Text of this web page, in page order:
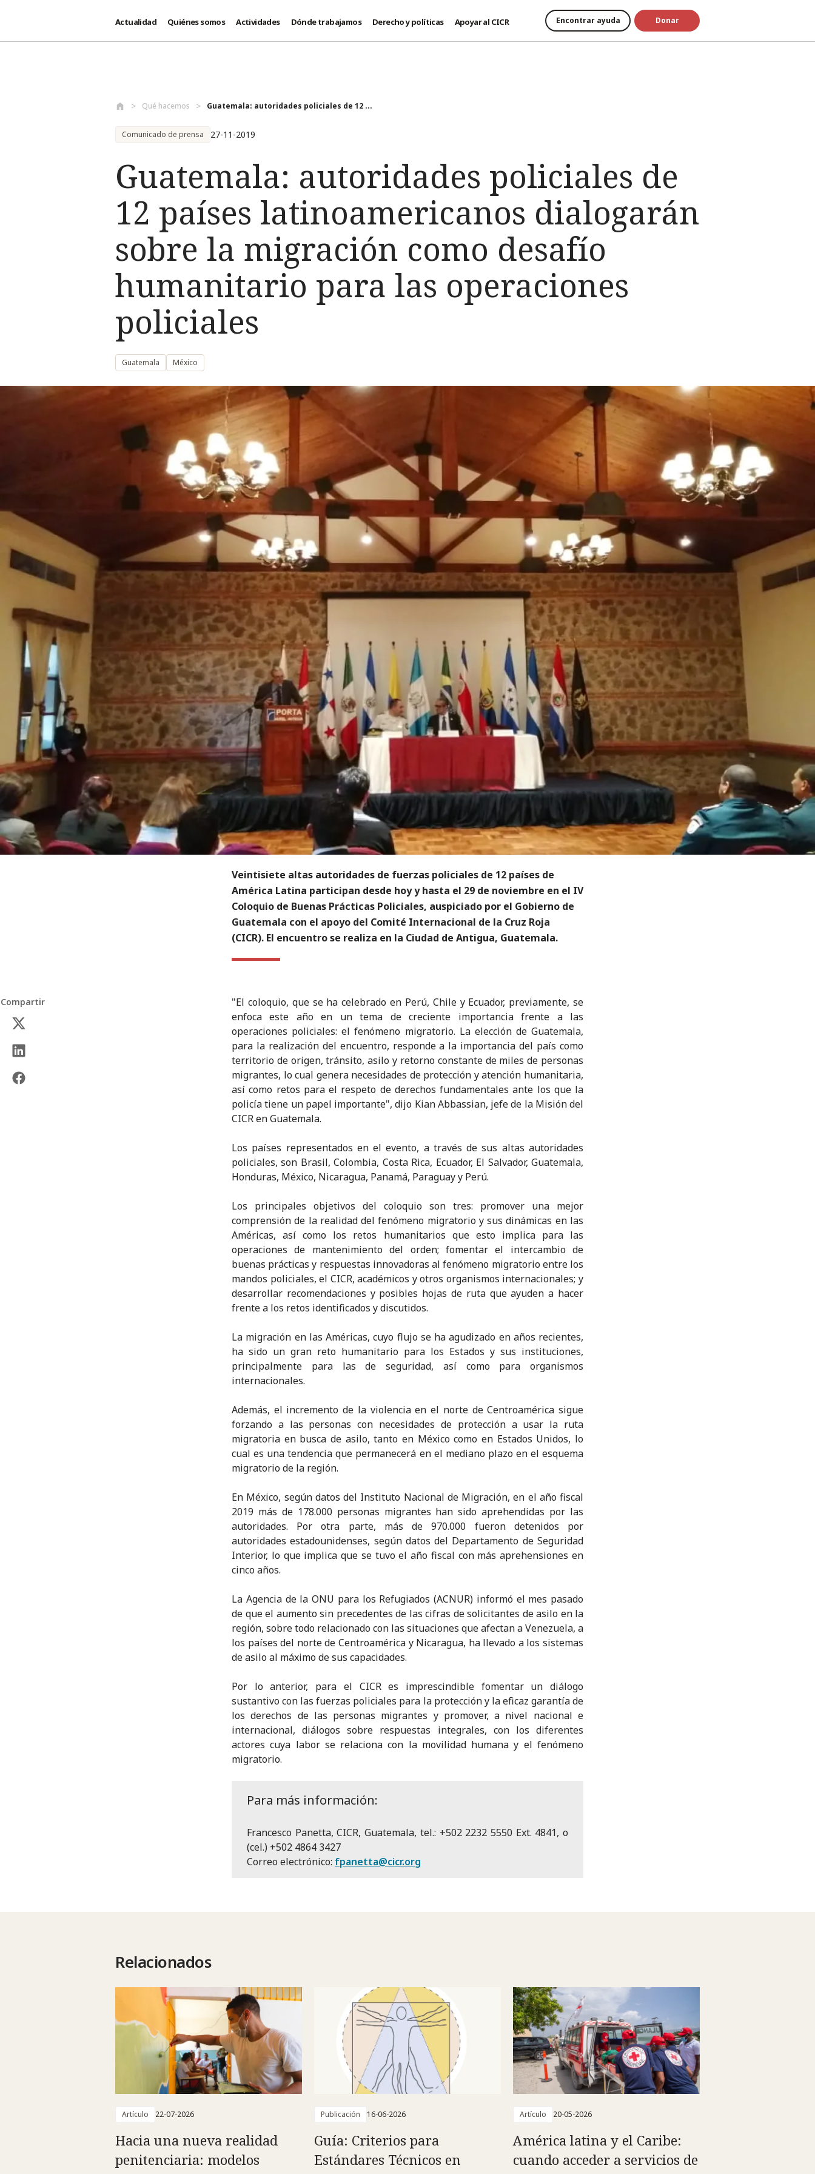
Actualidad Quiénes somos Actividades Dónde trabajamos Derecho y políticas Apoyar al CICR Encontrar ayuda Donar
Qué hacemos Guatemala: autoridades policiales de 12 ...
Comunicado de prensa 27-11-2019
Guatemala: autoridades policiales de
12 países latinoamericanos dialogarán
sobre la migración como desafío
humanitario para las operaciones
policiales
Guatemala México
Veintisiete altas autoridades de fuerzas policiales de 12 países de
América Latina participan desde hoy y hasta el 29 de noviembre en el IV
Coloquio de Buenas Prácticas Policiales, auspiciado por el Gobierno de
Guatemala con el apoyo del Comité Internacional de la Cruz Roja
(CICR). El encuentro se realiza en la Ciudad de Antigua, Guatemala.
Compartir
"El coloquio, que se ha celebrado en Perú, Chile y Ecuador, previamente, se
enfoca este año en un tema de creciente importancia frente a las
operaciones policiales: el fenómeno migratorio. La elección de Guatemala,
para la realización del encuentro, responde a la importancia del país como
territorio de origen, tránsito, asilo y retorno constante de miles de personas
migrantes, lo cual genera necesidades de protección y atención humanitaria,
así como retos para el respeto de derechos fundamentales ante los que la
policía tiene un papel importante", dijo Kian Abbassian, jefe de la Misión del
CICR en Guatemala.
Los países representados en el evento, a través de sus altas autoridades
policiales, son Brasil, Colombia, Costa Rica, Ecuador, El Salvador, Guatemala,
Honduras, México, Nicaragua, Panamá, Paraguay y Perú.
Los principales objetivos del coloquio son tres: promover una mejor
comprensión de la realidad del fenómeno migratorio y sus dinámicas en las
Américas, así como los retos humanitarios que esto implica para las
operaciones de mantenimiento del orden; fomentar el intercambio de
buenas prácticas y respuestas innovadoras al fenómeno migratorio entre los
mandos policiales, el CICR, académicos y otros organismos internacionales; y
desarrollar recomendaciones y posibles hojas de ruta que ayuden a hacer
frente a los retos identificados y discutidos.
La migración en las Américas, cuyo flujo se ha agudizado en años recientes,
ha sido un gran reto humanitario para los Estados y sus instituciones,
principalmente para las de seguridad, así como para organismos
internacionales.
Además, el incremento de la violencia en el norte de Centroamérica sigue
forzando a las personas con necesidades de protección a usar la ruta
migratoria en busca de asilo, tanto en México como en Estados Unidos, lo
cual es una tendencia que permanecerá en el mediano plazo en el esquema
migratorio de la región.
En México, según datos del Instituto Nacional de Migración, en el año fiscal
2019 más de 178.000 personas migrantes han sido aprehendidas por las
autoridades. Por otra parte, más de 970.000 fueron detenidos por
autoridades estadounidenses, según datos del Departamento de Seguridad
Interior, lo que implica que se tuvo el año fiscal con más aprehensiones en
cinco años.
La Agencia de la ONU para los Refugiados (ACNUR) informó el mes pasado
de que el aumento sin precedentes de las cifras de solicitantes de asilo en la
región, sobre todo relacionado con las situaciones que afectan a Venezuela, a
los países del norte de Centroamérica y Nicaragua, ha llevado a los sistemas
de asilo al máximo de sus capacidades.
Por lo anterior, para el CICR es imprescindible fomentar un diálogo
sustantivo con las fuerzas policiales para la protección y la eficaz garantía de
los derechos de las personas migrantes y promover, a nivel nacional e
internacional, diálogos sobre respuestas integrales, con los diferentes
actores cuya labor se relaciona con la movilidad humana y el fenómeno
migratorio.
Para más información:
Francesco Panetta, CICR, Guatemala, tel.: +502 2232 5550 Ext. 4841, o
(cel.) +502 4864 3427
Correo electrónico: fpanetta@cicr.org
Relacionados
Artículo 22-07-2026
Hacia una nueva realidad
penitenciaria: modelos
Publicación 16-06-2026
Guía: Criterios para
Estándares Técnicos en
Artículo 20-05-2026
América latina y el Caribe:
cuando acceder a servicios de